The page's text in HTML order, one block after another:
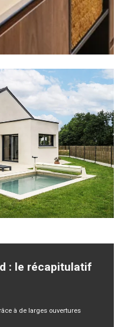
: le récapitulatif
à de larges ouvertures